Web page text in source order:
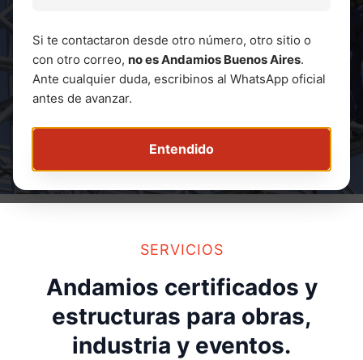
Si te contactaron desde otro número, otro sitio o
con otro correo, no es Andamios Buenos Aires.
Ante cualquier duda, escribinos al WhatsApp oficial
antes de avanzar.
Entendido
atención personalizada y alta
capacidad operativa.
SERVICIOS
Andamios certificados y
estructuras para obras,
industria y eventos.